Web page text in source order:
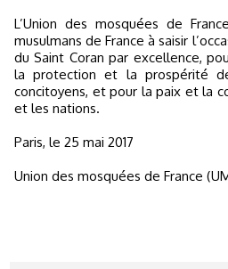
L’Union des mosquées de
musulmans de France à saisir
du Saint Coran par excellence,
la protection et la prospérité
concitoyens, et pour la paix et la
et les nations.
Paris, le 25 mai 2017
Union des mosquées de France